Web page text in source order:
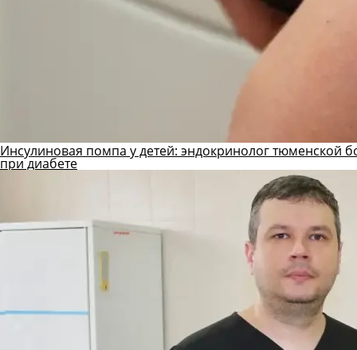
Инсулиновая помпа у детей: эндокринолог тюменской
при диабете